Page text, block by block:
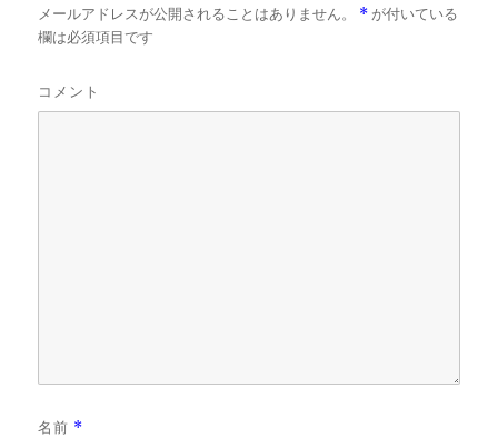
メールアドレスが公開されることはありません。 * が付いている
欄は必須項目です
コメント
名前 *